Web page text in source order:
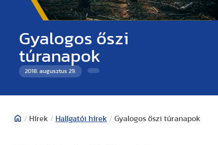
Gyalogos őszi
túranapok
2018. augusztus 29.
/ Hírek / Hallgatói hírek / Gyalogos őszi túranapok